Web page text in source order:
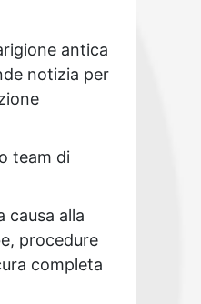
antica
notizia per
team di
causa alla
procedure
completa